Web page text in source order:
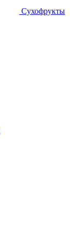
Сухофрукты